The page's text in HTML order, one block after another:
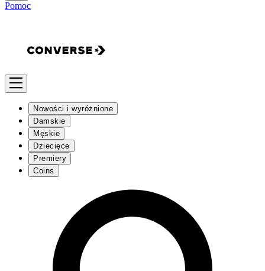
Pomoc
Nowości i wyróżnione
Damskie
Męskie
Dziecięce
Premiery
Coins